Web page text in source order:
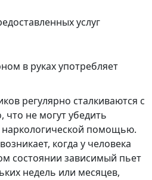
услуг
регулярно сталкиваются с
что не могут убедить
наркологической помощью.
когда у человека
состоянии зависимый пьет
недель или месяцев,